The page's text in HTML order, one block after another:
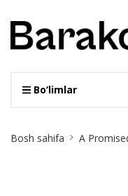
Bo‘limlar
Breadcrumb
Bosh sahifa A